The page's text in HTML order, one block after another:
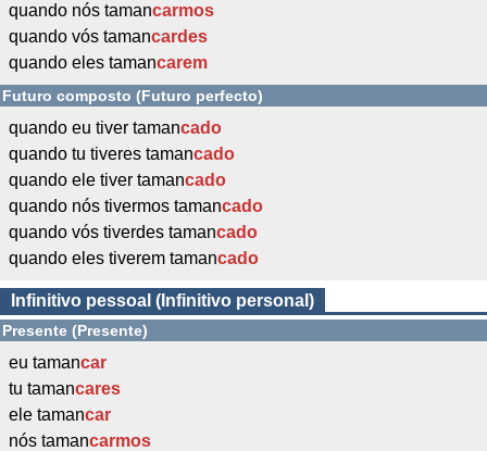
quando nós tamancarmos
quando vós tamancardes
quando eles tamancarem
Futuro composto (Futuro perfecto)
quando eu tiver tamancado
quando tu tiveres tamancado
quando ele tiver tamancado
quando nós tivermos tamancado
quando vós tiverdes tamancado
quando eles tiverem tamancado
Infinitivo pessoal (Infinitivo personal)
Presente (Presente)
eu tamancar
tu tamancares
ele tamancar
nós tamancarmos